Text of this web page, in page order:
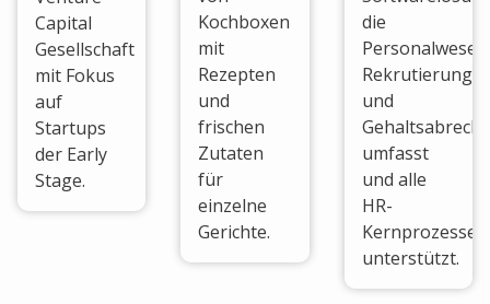
Capital
Gesellschaft
mit Fokus
auf
Startups
der Early
Stage.
Kochboxen
mit
Rezepten
und
frischen
Zutaten
für
einzelne
Gerichte.
die
Rekrutierung
und
umfasst
und alle
HR-
Kernprozesse
unterstützt.